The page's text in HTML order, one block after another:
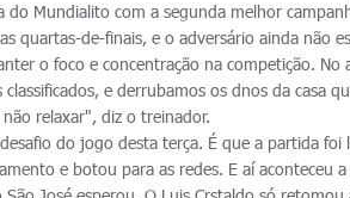
do Mundialito com a segunda melhor
quartas-de-finais, e o adversário ainda não
o foco e concentração na competição. No
e derrubamos os dnos da casa
relaxar", diz o treinador.
do jogo desta terça. É que a partida
e botou para as redes. E aí aconteceu